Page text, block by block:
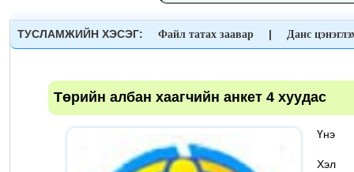
ТУСЛАМЖИЙН ХЭСЭГ: Файл татах заавар | Данс
Төрийн албан хаагчийн анкет 4 хуудас